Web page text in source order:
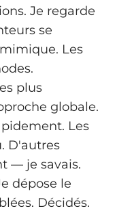
Je regarde
se
Les
plus
globale.
Les
D'autres
— je savais.
dépose le
Décidés.